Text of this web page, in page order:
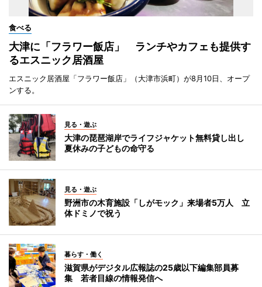
食べる
大津に「フラワー飯店」 ランチやカフェも提供す
るエスニック居酒屋
エスニック居酒屋「フラワー飯店」（大津市浜町）が8月10日、オープ
ンする。
見る・遊ぶ
大津の琵琶湖岸でライフジャケット無料貸し出し
夏休みの子どもの命守る
見る・遊ぶ
野洲市の木育施設「しがモック」来場者5万人 立
体ドミノで祝う
暮らす・働く
滋賀県がデジタル広報誌の25歳以下編集部員募
集 若者目線の情報発信へ